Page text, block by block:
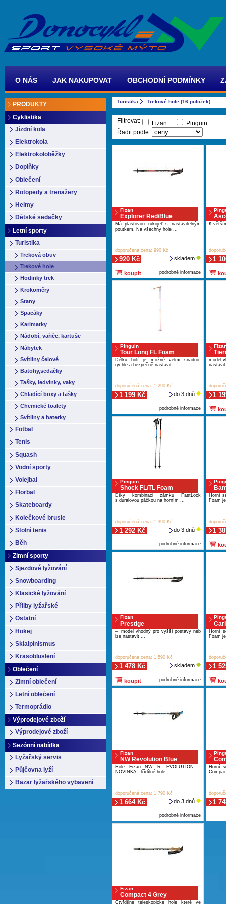
O NÁS JAK NAKUPOVAT OBCHODNÍ PODMÍNKY
PRODUKTY
Cyklistika
Jízdní kola
Elektrokola
Elektrokoloběžky
Doplňky
Oblečení
Rotopedy a trenažery
Helmy
Dětské sedačky
Letní sporty
Turistika
Treková obuv
Trekové hole
Hodinky trek
Krokoměry
Stany
Spacáky
Karimatky
Nádobí, vařiče, kartuše
Nábytek
Svítilny čelové
Batohy,sedačky
Tašky, ledvinky, vaky
Chladící boxy a tašky
Chemické toalety
Svítilny a baterky
Fotbal
Tenis
Squash
Vodní sporty
Volejbal
Florbal
Skateboardy
Kolečkové brusle
Stolní tenis
Běh
Zimní sporty
Sjezdové lyžování
Snowboarding
Klasické lyžování
Přilby lyžařské
Ostatní
Hokej
Skialpinismus
Krasobluslení
Oblečení
Zimní oblečení
Letní oblečení
Termoprádlo
Výprodejové zboží
Výprodejové zboží
Sezónní nabídka
Lyžařský servis
Půjčovna lyží
Bazar lyžařského vybavení
Turistika Trekové hole (16 položek)
Filtrovat: Fizan
Pinguin
Řadit podle:
Fizan
Explorer Red/Blue
Má plastovou rukojeť s nastavitelným
poutkem. Na všechny hole ...
doporučená cena: 990 Kč
920 Kč skladem
koupit podrobné informace
K
1
Pinguin
Tour Long FL Foam
Délku holí je možné velmi snadno,
rychle a bezpečně nastavit ...
doporučená cena: 1 290 Kč
1 199 Kč do 3 dnů
podrobné informace
model
1
Pinguin
Shock FL/TL Foam
Díky kombinaci zámku FastLock
s duralovou páčkou na horním ...
doporučená cena: 1 390 Kč
1 292 Kč do 3 dnů
podrobné informace
Horní
Foam
1
Fizan
Prestige
– model vhodný pro vyšší postavy neb
lze nastavit ...
doporučená cena: 1 590 Kč
1 478 Kč skladem
koupit podrobné informace
Horní
Foam
1
Fizan
NW Revolution Blue
Hole Fizan NW R- EVOLUTION –
NOVINKA - třídílné hole ...
doporučená cena: 1 790 Kč
1 664 Kč do 3 dnů
podrobné informace
Horní
1
Fizan
Compact 4 Grey
Čtyřdílné teleskopické hole které ve